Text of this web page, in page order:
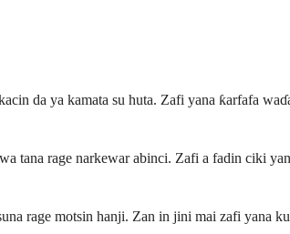
da ya kamata su huta. Zafi yana ƙarfafa
tana rage narkewar abinci. Zafi a fadin ciki
rage motsin hanji. Zan in jini mai zafi yana